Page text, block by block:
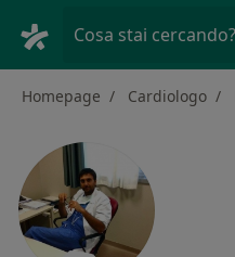
Cosa stai cercando?
Homepage Cardiologo